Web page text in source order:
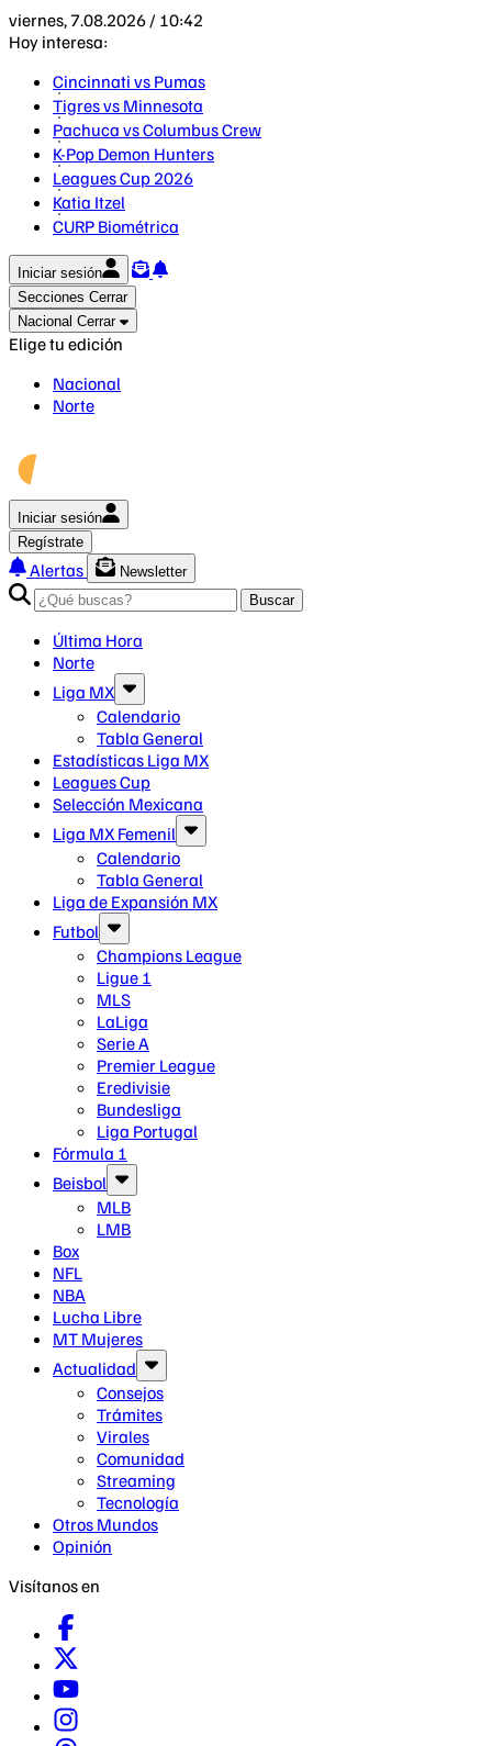
viernes, 7.08.2026 / 10:42
Hoy interesa:
Cincinnati vs Pumas
Tigres vs Minnesota
Pachuca vs Columbus Crew
K-Pop Demon Hunters
Leagues Cup 2026
Katia Itzel
CURP Biométrica
Iniciar sesión
Secciones Cerrar
Nacional Cerrar
Elige tu edición
Nacional
Norte
Iniciar sesión
Regístrate
Alertas
Newsletter
Buscar
Última Hora
Norte
Liga MX
Calendario
Tabla General
Estadísticas Liga MX
Leagues Cup
Selección Mexicana
Liga MX Femenil
Calendario
Tabla General
Liga de Expansión MX
Futbol
Champions League
Ligue 1
MLS
LaLiga
Serie A
Premier League
Eredivisie
Bundesliga
Liga Portugal
Fórmula 1
Beisbol
MLB
LMB
Box
NFL
NBA
Lucha Libre
MT Mujeres
Actualidad
Consejos
Trámites
Virales
Comunidad
Streaming
Tecnología
Otros Mundos
Opinión
Visítanos en